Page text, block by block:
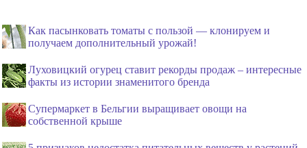
Как пасынковать томаты с пользой — клонируем и
получаем дополнительный урожай!
Луховицкий огурец ставит рекорды продаж – интересные
факты из истории знаменитого бренда
Супермаркет в Бельгии выращивает овощи на
собственной крыше